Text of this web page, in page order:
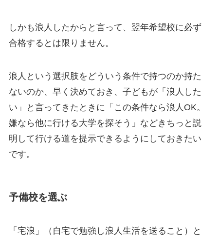
しかも浪人したからと言って、翌年希望校に必ず
合格するとは限りません。
浪人という選択肢をどういう条件で持つのか持た
ないのか、早く決めておき、子どもが「浪人した
い」と言ってきたときに「この条件なら浪人OK。
嫌なら他に行ける大学を探そう」などきちっと説
明して行ける道を提示できるようにしておきたい
です。
予備校を選ぶ
「宅浪」（自宅で勉強し浪人生活を送ること）と